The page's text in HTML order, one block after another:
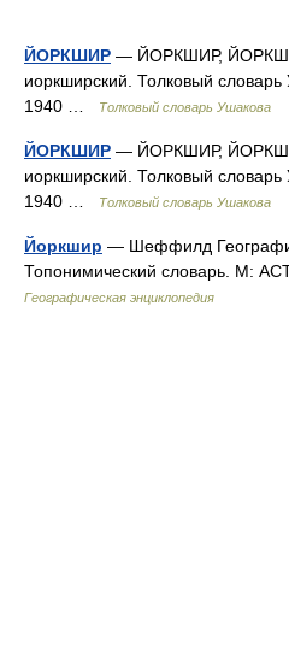
ЙОРКШИР — ЙОРКШИР,
иоркширский. Толковый
1940 …
Толковый словарь Ушакова
ЙОРКШИР — ЙОРКШИР,
иоркширский. Толковый
1940 …
Толковый словарь Ушакова
Йоркшир — Шеффилд
Топонимический словарь. М:
Географическая энциклопедия